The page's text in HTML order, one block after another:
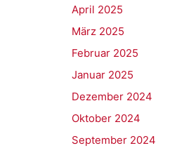
April 2025
März 2025
Februar 2025
Januar 2025
Dezember 2024
Oktober 2024
September 2024